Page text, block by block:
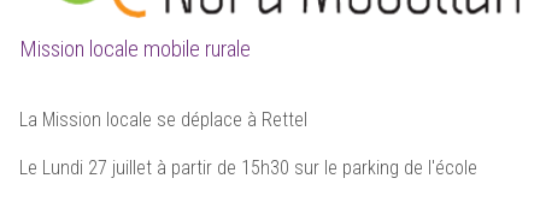
Mission locale mobile rurale
La Mission locale se déplace à Rettel
Le Lundi 27 juillet à partir de 15h30 sur le parking de l'école